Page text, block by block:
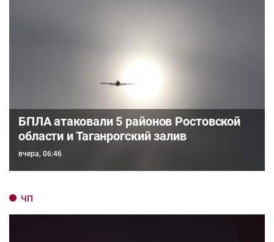
БПЛА атаковали 5 районов Ростовской
области и Таганрогский залив
вчера, 06:46
ЧП